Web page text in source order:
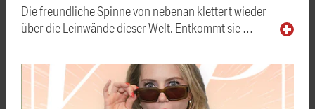
Die freundliche Spinne von nebenan klettert wieder
über die Leinwände dieser Welt. Entkommt sie …